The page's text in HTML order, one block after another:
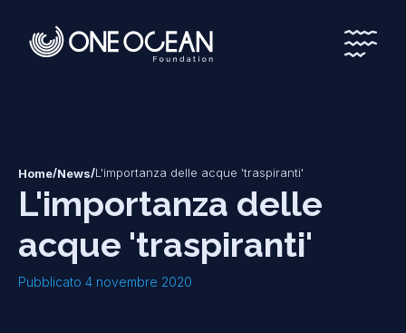
*
*
Home/News/L'importanza delle acque 'traspiranti'
L'importanza delle
acque 'traspiranti'
Pubblicato 4 novembre 2020